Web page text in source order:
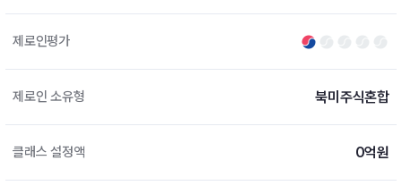
제로인평가
제로인 소유형 북미주식혼합
클래스 설정액 0억원
DIY 포트 관리
고객라운지
이벤트
공지사항
FAQ